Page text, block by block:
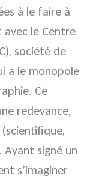
à le faire à
le Centre
société de
a le monopole
Ce
redevance,
signé un
s’imaginer